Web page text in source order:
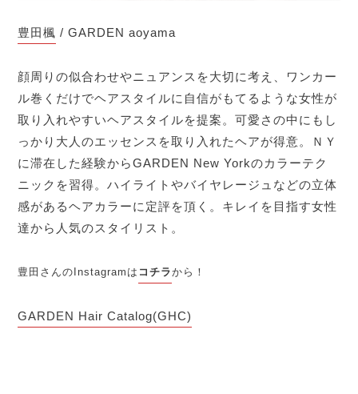
豊田楓 / GARDEN aoyama
顔周りの似合わせやニュアンスを大切に考え、ワンカー
ル巻くだけでヘアスタイルに自信がもてるような女性が
取り入れやすいヘアスタイルを提案。可愛さの中にもし
っかり大人のエッセンスを取り入れたヘアが得意。ＮＹ
に滞在した経験からGARDEN New Yorkのカラーテク
ニックを習得。ハイライトやバイヤレージュなどの立体
感があるヘアカラーに定評を頂く。キレイを目指す女性
達から人気のスタイリスト。
豊田さんのInstagramは コチラから！
GARDEN Hair Catalog(GHC)